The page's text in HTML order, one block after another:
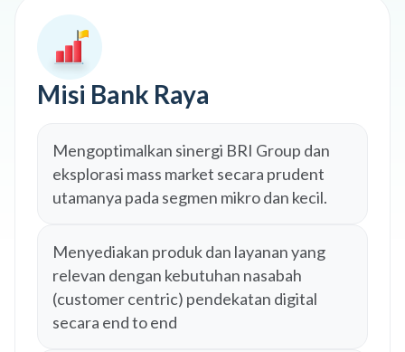
Misi Bank Raya
Mengoptimalkan sinergi BRI Group dan
eksplorasi mass market secara prudent
utamanya pada segmen mikro dan kecil.
Menyediakan produk dan layanan yang
relevan dengan kebutuhan nasabah
(customer centric) pendekatan digital
secara end to end